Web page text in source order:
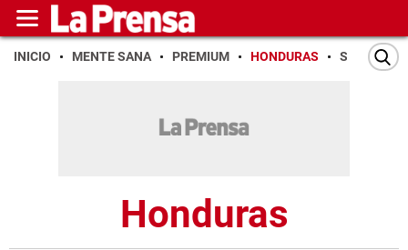
INICIO MENTE SANA PREMIUM HONDURAS SAN PEDRO
Honduras